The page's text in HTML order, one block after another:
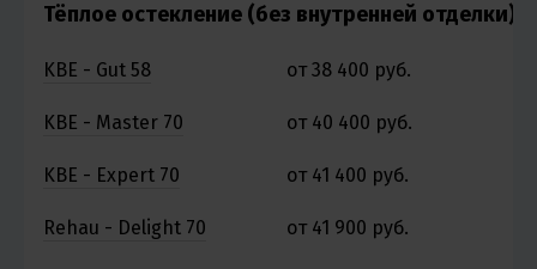
Тёплое остекление (без внутренней отделки)
KBE - Gut 58 от 38 400 руб.
KBE - Master 70 от 40 400 руб.
KBE - Expert 70 от 41 400 руб.
Rehau - Delight 70 от 41 900 руб.